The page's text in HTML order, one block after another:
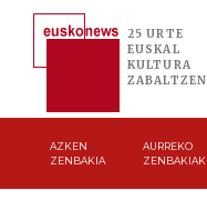
25 URTE
EUSKAL
KULTURA
ZABALTZEN
AZKEN
ZENBAKIA
AURREKO
ZENBAKIAK